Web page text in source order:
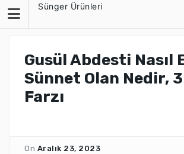
content
Sünger Ürünleri
Gusül Abdesti Nasıl
Sünnet Olan Nedir,
Farzı
On Aralık 23, 2023